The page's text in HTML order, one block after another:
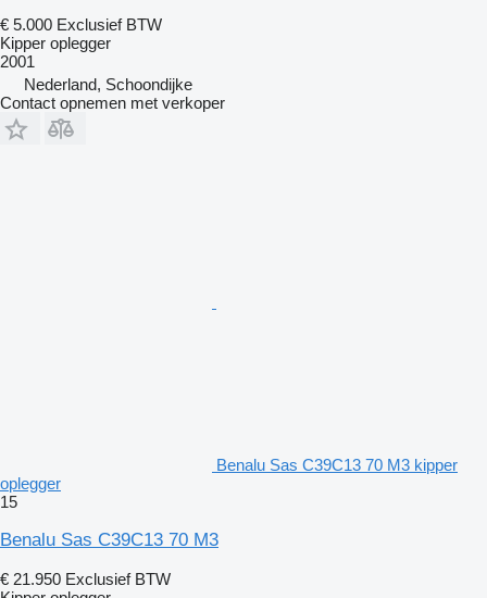
€ 5.000 Exclusief BTW
Kipper oplegger
2001
Nederland, Schoondijke
Contact opnemen met verkoper
Benalu Sas C39C13 70 M3 kipper
oplegger
15
Benalu Sas C39C13 70 M3
€ 21.950 Exclusief BTW